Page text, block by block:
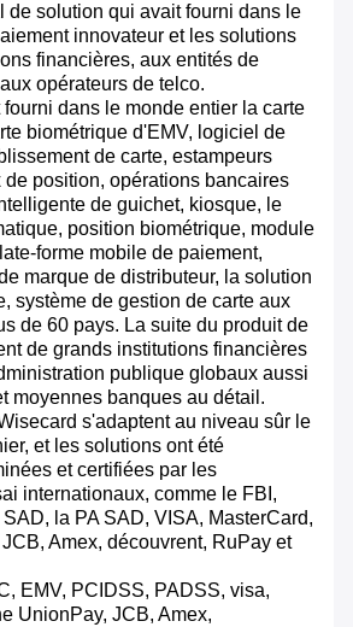
de solution qui avait fourni dans le
innovateur et les solutions
financières, aux entités de
opérateurs de telco.
dans le monde entier la carte
biométrique d'EMV, logiciel de
de carte, estampeurs
de position, opérations bancaires
de guichet, kiosque, le
position biométrique, module
forme mobile de paiement,
marque de distributeur, la solution
système de gestion de carte aux
de 60 pays. La suite du produit de
de grands institutions financières
publique globaux aussi
moyennes banques au détail.
s'adaptent au niveau sûr le
et les solutions ont été
et certifiées par les
internationaux, comme le FBI,
la PA SAD, VISA, MasterCard,
Amex, découvrent, RuPay et
EMV, PCIDSS, PADSS, visa,
UnionPay, JCB, Amex,